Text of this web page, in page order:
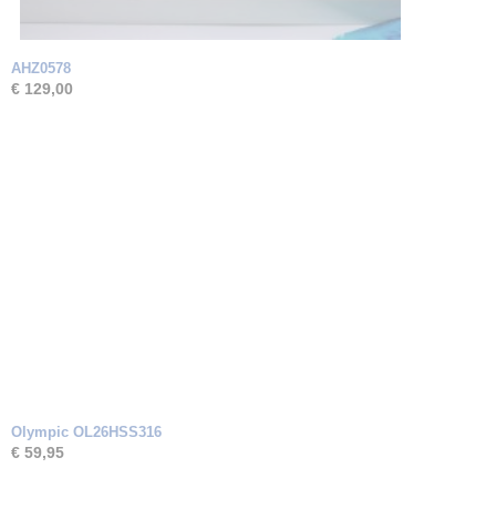
AHZ0578
€ 129,00
Olympic OL26HSS316
€ 59,95